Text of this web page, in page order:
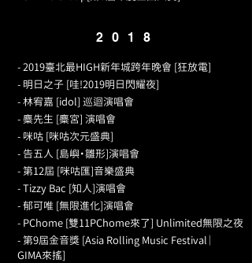
2018
- 2019臺北最HIGH新年城跨年晚會 [狂放電]
- 明日之子 [哇!2019明日閃耀夜]
- 林宥嘉 [idol] 巡迴演唱會
- 麋先生 [麋宮] 演唱會
- 咪咕 [咪咕次元盛典]
- 告五人 [島嶼・雛形]演唱會
- 第12屆 [咪咕匯]音樂盛典
- Tizzy Bac [知人]演唱會
- 郁可唯 [無限進化]演唱會
- PChome [雙11PChome來了] Unlimited無限之夜
- 第9屆金音獎 [Asia Rolling Music Festival｜
GIMA來搖]